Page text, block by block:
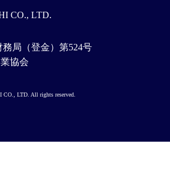
CO., LTD.
局（登金）第524号
協会
LTD. All rights reserved.